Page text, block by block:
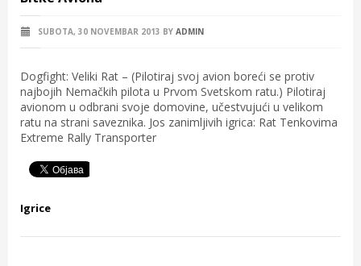
SUBOTA, 30 NOVEMBAR 2013 BY ADMIN
Dogfight: Veliki Rat – (Pilotiraj svoj avion boreći se protiv
najbojih Nemačkih pilota u Prvom Svetskom ratu.) Pilotiraj
avionom u odbrani svoje domovine, učestvujući u velikom
ratu na strani saveznika. Jos zanimljivih igrica: Rat Tenkovima
Extreme Rally Transporter
Igrice